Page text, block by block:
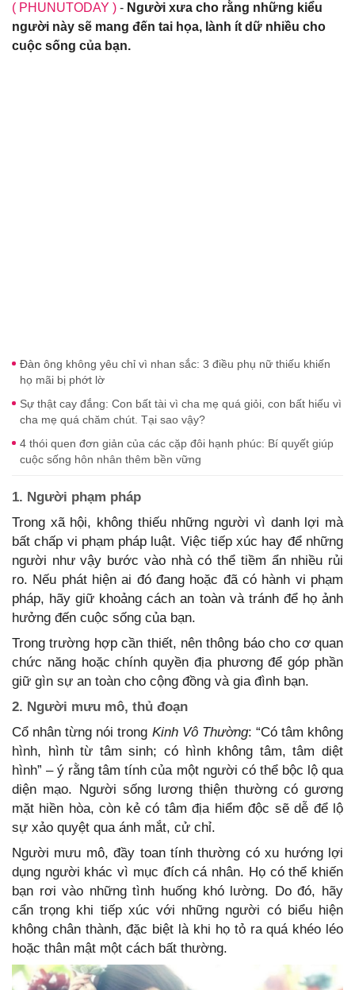
( PHUNUTODAY ) - Người xưa cho rằng những kiểu
người này sẽ mang đến tai họa, lành ít dữ nhiều cho
cuộc sống của bạn.
Đàn ông không yêu chỉ vì nhan sắc: 3 điều phụ nữ thiếu khiến
họ mãi bị phớt lờ
Sự thật cay đắng: Con bất tài vì cha mẹ quá giỏi, con bất hiếu vì
cha mẹ quá chăm chút. Tại sao vậy?
4 thói quen đơn giản của các cặp đôi hạnh phúc: Bí quyết giúp
cuộc sống hôn nhân thêm bền vững
1. Người phạm pháp
Trong xã hội, không thiếu những người vì danh lợi mà
bất chấp vi phạm pháp luật. Việc tiếp xúc hay để những
người như vậy bước vào nhà có thể tiềm ẩn nhiều rủi
ro. Nếu phát hiện ai đó đang hoặc đã có hành vi phạm
pháp, hãy giữ khoảng cách an toàn và tránh để họ ảnh
hưởng đến cuộc sống của bạn.
Trong trường hợp cần thiết, nên thông báo cho cơ quan
chức năng hoặc chính quyền địa phương để góp phần
giữ gìn sự an toàn cho cộng đồng và gia đình bạn.
2. Người mưu mô, thủ đoạn
Cổ nhân từng nói trong Kinh Vô Thường: “Có tâm không
hình, hình từ tâm sinh; có hình không tâm, tâm diệt
hình” – ý rằng tâm tính của một người có thể bộc lộ qua
diện mạo. Người sống lương thiện thường có gương
mặt hiền hòa, còn kẻ có tâm địa hiểm độc sẽ dễ để lộ
sự xảo quyệt qua ánh mắt, cử chỉ.
Người mưu mô, đầy toan tính thường có xu hướng lợi
dụng người khác vì mục đích cá nhân. Họ có thể khiến
bạn rơi vào những tình huống khó lường. Do đó, hãy
cẩn trọng khi tiếp xúc với những người có biểu hiện
không chân thành, đặc biệt là khi họ tỏ ra quá khéo léo
hoặc thân mật một cách bất thường.